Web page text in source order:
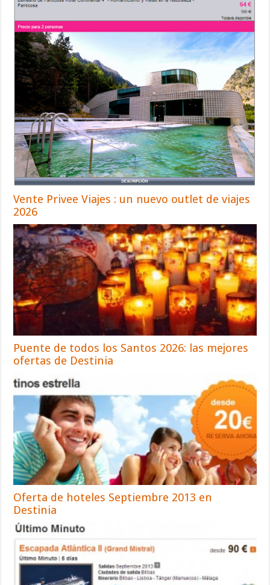
Vente Privee Viajes : un nuevo outlet de viajes
2026
Puente de todos los Santos 2026: las mejores
ofertas de Destinia
Oferta de hoteles Septiembre 2013 en
Destinia